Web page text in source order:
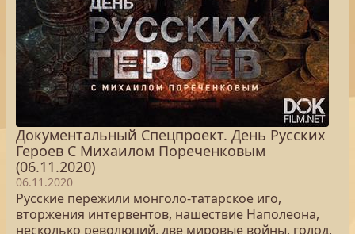
Документальный Спецпроект. День Русских
Героев С Михаилом Пореченковым
(06.11.2020)
06.11.2020
Русские пережили монголо-татарское иго,
вторжения интервентов, нашествие Наполеона,
несколько революций, две мировые войны, голод,